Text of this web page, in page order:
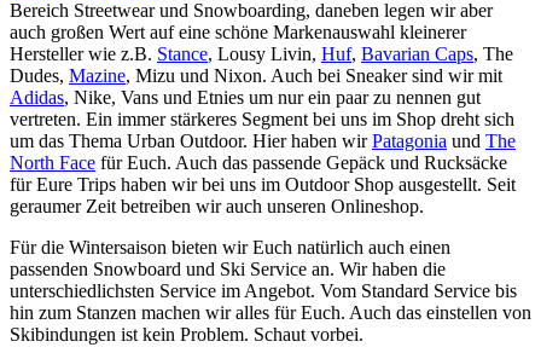
Bereich Streetwear und Snowboarding, daneben legen wir aber
auch großen Wert auf eine schöne Markenauswahl kleinerer
Hersteller wie z.B. Stance, Lousy Livin, Huf, Bavarian Caps, The
Dudes, Mazine, Mizu und Nixon. Auch bei Sneaker sind wir mit
Adidas, Nike, Vans und Etnies um nur ein paar zu nennen gut
vertreten. Ein immer stärkeres Segment bei uns im Shop dreht sich
um das Thema Urban Outdoor. Hier haben wirPatagonia und The
North Face für Euch. Auch das passende Gepäck und Rucksäcke
für Eure Trips haben wir bei uns im Outdoor Shop ausgestellt. Seit
geraumer Zeit betreiben wir auch unseren Onlineshop.
Für die Wintersaison bieten wir Euch natürlich auch einen
passenden Snowboard und Ski Service an. Wir haben die
unterschiedlichsten Service im Angebot. Vom Standard Service bis
hin zum Stanzen machen wir alles für Euch. Auch das einstellen von
Skibindungen ist kein Problem. Schaut vorbei.